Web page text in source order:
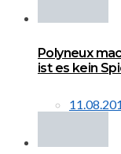
Polyneux
ist es kein